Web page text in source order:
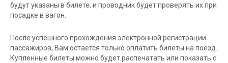
будут указаны в билете, и проводник будет проверять их при
посадке в вагон.
После успешного прохождения электронной регистрации
пассажиров, Вам остается только оплатить билеты на поезд.
Купленные билеты можно будет распечатать или показать с